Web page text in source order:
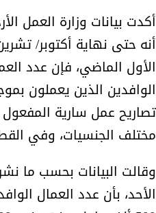
أكدت بيانات وزارة العمل
أنه حتى نهاية أكتوبر/
الأول الماضي، فإن عدد
الوافدين الذين يعملون
مختلف الجنسيات، وفي
وقالت البيانات بحسب ما
الأحد، بأن عدد العمال